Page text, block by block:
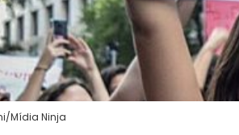
Mídia Ninja